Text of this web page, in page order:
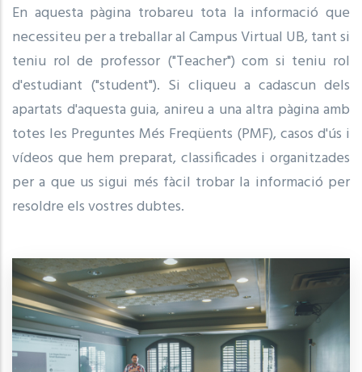
En aquesta pàgina trobareu tota la informació que
necessiteu per a treballar al Campus Virtual UB, tant si
teniu rol de professor ("Teacher") com si teniu rol
d'estudiant ("student"). Si cliqueu a cadascun dels
apartats d'aquesta guia, anireu a una altra pàgina amb
totes les Preguntes Més Freqüents (PMF), casos d'ús i
vídeos que hem preparat, classificades i organitzades
per a que us sigui més fàcil trobar la informació per
resoldre els vostres dubtes.